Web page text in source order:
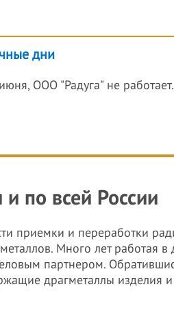
дни
ООО "Радуга" не
по всей России
приемки и переработки
Много лет работая
партнером.
драгметаллы изделия